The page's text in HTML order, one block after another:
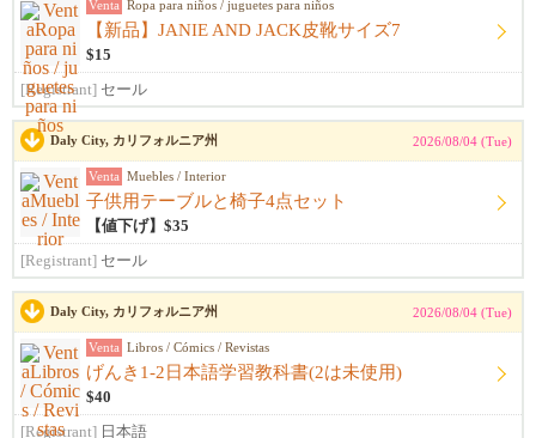
Venta Ropa para niños / juguetes para niños
【新品】JANIE AND JACK皮靴サイズ7
$15
[Registrant] セール
Daly City, カリフォルニア州 2026/08/04 (Tue)
Venta Muebles / Interior
子供用テーブルと椅子4点セット
【値下げ】$35
[Registrant] セール
Daly City, カリフォルニア州 2026/08/04 (Tue)
Venta Libros / Cómics / Revistas
げんき1-2日本語学習教科書(2は未使用)
$40
[Registrant] 日本語